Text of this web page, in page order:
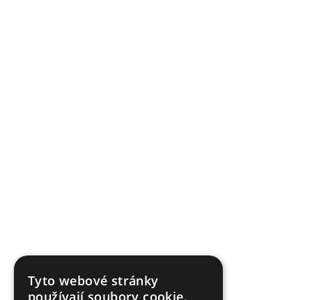
Tyto webové stránky
používají soubory cookie.